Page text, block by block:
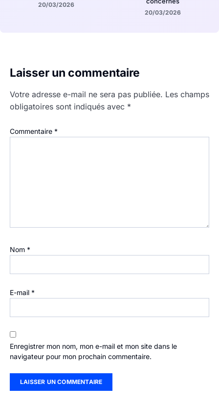
20/03/2026
20/03/2026
Laisser un commentaire
Votre adresse e-mail ne sera pas publiée. Les champs
obligatoires sont indiqués avec *
Commentaire *
Nom *
E-mail *
Enregistrer mon nom, mon e-mail et mon site dans le
navigateur pour mon prochain commentaire.